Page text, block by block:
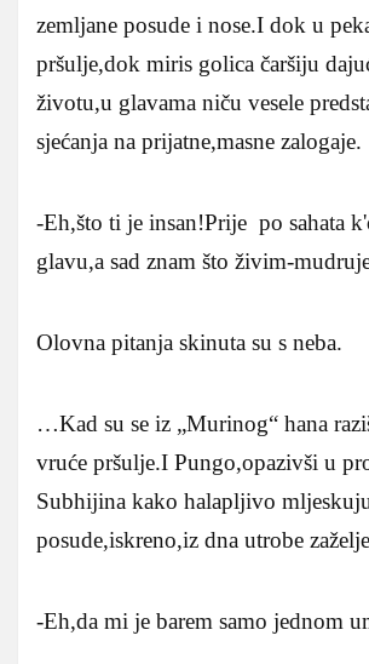
zemljane posude i nose.I dok u
pršulje,dok miris golica čaršiju
životu,u glavama niču vesele
sjećanja na prijatne,masne zalogaje.
-Eh,što ti je insan!Prije po sahata
glavu,a sad znam što živim-
Olovna pitanja skinuta su s neba.
…Kad su se iz „Murinog“ hana
vruće pršulje.I Pungo,opazivši u
Subhijina kako halapljivo
posude,iskreno,iz dna utrobe
-Eh,da mi je barem samo jednom